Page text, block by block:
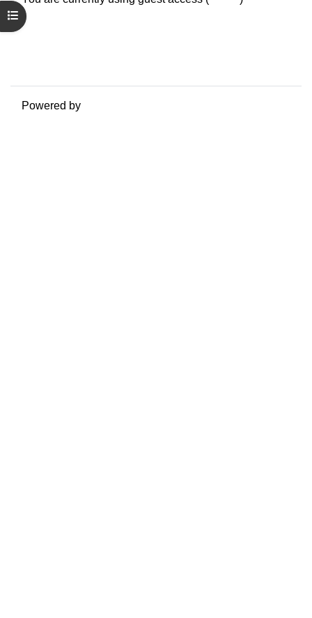
Open course index
Data retention summary
Powered by